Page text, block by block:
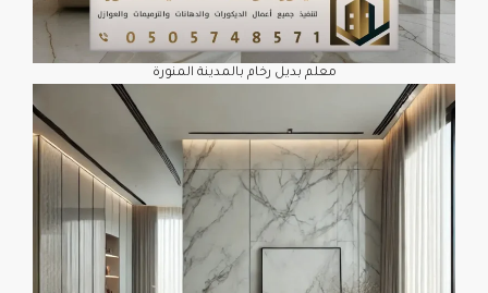
معلم بديل رخام بالمدينة المنورة